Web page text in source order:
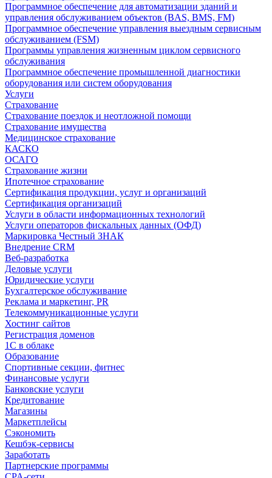
Программное обеспечение для автоматизации зданий и
управления обслуживанием объектов (BAS, BMS, FM)
Программное обеспечение управления выездным сервисным
обслуживанием (FSM)
Программы управления жизненным циклом сервисного
обслуживания
Программное обеспечение промышленной диагностики
оборудования или систем оборудования
Услуги
Страхование
Страхование поездок и неотложной помощи
Страхование имущества
Медицинское страхование
КАСКО
ОСАГО
Страхование жизни
Ипотечное страхование
Сертификация продукции, услуг и организаций
Сертификация организаций
Услуги в области информационных технологий
Услуги операторов фискальных данных (ОФД)
Маркировка Честный ЗНАК
Внедрение CRM
Веб-разработка
Деловые услуги
Юридические услуги
Бухгалтерское обслуживание
Реклама и маркетинг, PR
Телекоммуникационные услуги
Хостинг сайтов
Регистрация доменов
1С в облаке
Образование
Спортивные секции, фитнес
Финансовые услуги
Банковские услуги
Кредитование
Магазины
Маркетплейсы
Сэкономить
Кешбэк-сервисы
Заработать
Партнерские программы